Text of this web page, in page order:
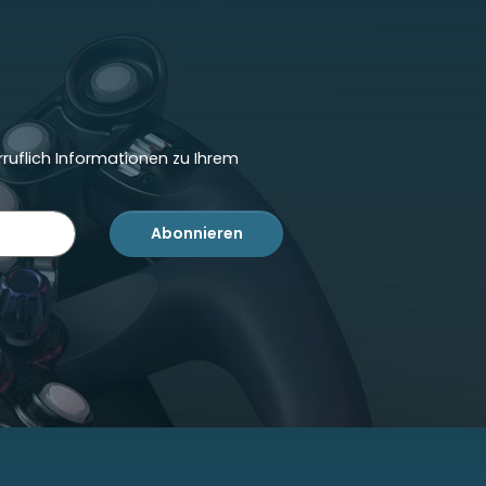
Informationen zu Ihrem
Abonnieren